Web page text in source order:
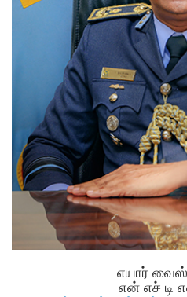
எயார்
என் எச் டி